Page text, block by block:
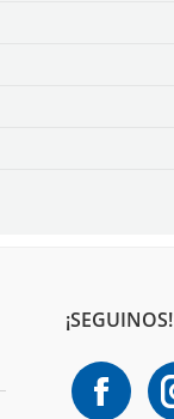
¡SEGUINOS!